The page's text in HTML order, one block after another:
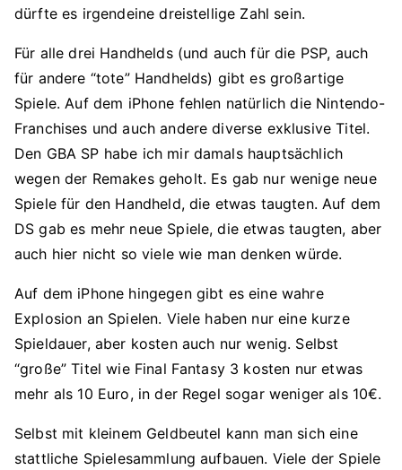
dürfte es irgendeine dreistellige Zahl sein.
Für alle drei Handhelds (und auch für die PSP, auch
für andere “tote” Handhelds) gibt es großartige
Spiele. Auf dem iPhone fehlen natürlich die Nintendo-
Franchises und auch andere diverse exklusive Titel.
Den GBA SP habe ich mir damals hauptsächlich
wegen der Remakes geholt. Es gab nur wenige neue
Spiele für den Handheld, die etwas taugten. Auf dem
DS gab es mehr neue Spiele, die etwas taugten, aber
auch hier nicht so viele wie man denken würde.
Auf dem iPhone hingegen gibt es eine wahre
Explosion an Spielen. Viele haben nur eine kurze
Spieldauer, aber kosten auch nur wenig. Selbst
“große” Titel wie Final Fantasy 3 kosten nur etwas
mehr als 10 Euro, in der Regel sogar weniger als 10€.
Selbst mit kleinem Geldbeutel kann man sich eine
stattliche Spielesammlung aufbauen. Viele der Spiele